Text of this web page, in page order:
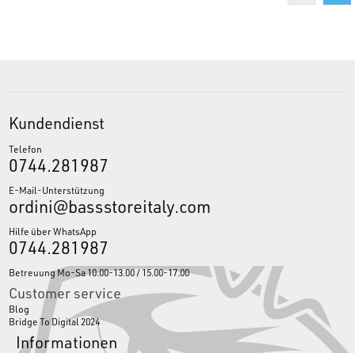
Kundendienst
Telefon
0744.281987
E-Mail-Unterstützung
ordini@bassstoreitaly.com
Hilfe über WhatsApp
0744.281987
Betreuung Mo-Sa 10.00-13.00 / 15.00-17.00
Customer service
Blog
Bridge To Digital 2024
Informationen